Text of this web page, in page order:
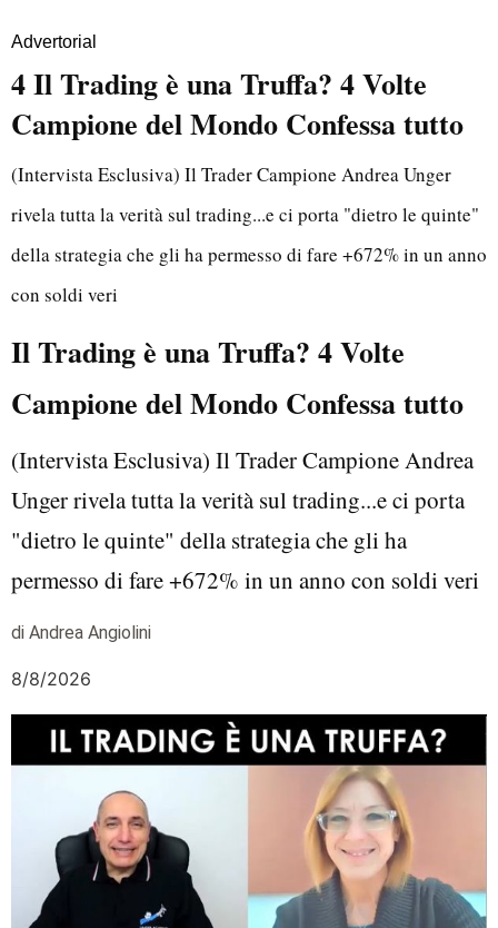
Advertorial
4 Il Trading è una Truffa? 4 Volte
Campione del Mondo Confessa tutto
(Intervista Esclusiva) Il Trader Campione Andrea Unger
rivela tutta la verità sul trading...e ci porta "dietro le quinte"
della strategia che gli ha permesso di fare +672% in un anno
con soldi veri
Il Trading è una Truffa? 4 Volte
Campione del Mondo Confessa tutto
(Intervista Esclusiva) Il Trader Campione Andrea
Unger rivela tutta la verità sul trading...e ci porta
"dietro le quinte" della strategia che gli ha
permesso di fare +672% in un anno con soldi veri
di Andrea Angiolini
8/8/2026